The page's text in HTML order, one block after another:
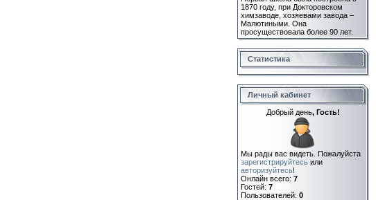
1870 году, при Докторовском
химзаводе, хозяевами завода –
Малютиными. Она
просуществовала более 90 лет.
Статистика
Личный кабинет
Добрый день, Гость!
Мы рады вас видеть. Пожалуйста
зарегистрируйтесь или
авторизуйтесь!
Онлайн всего: 7
Гостей: 7
Пользователей: 0